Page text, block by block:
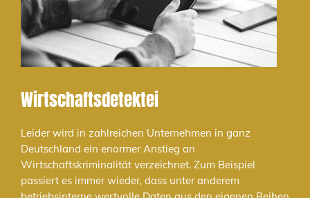
Wirtschaftsdetektei
Leider wird in zahlreichen Unternehmen in ganz
Deutschland ein enormer Anstieg an
Wirtschaftskriminalität verzeichnet. Zum Beispiel
passiert es immer wieder, dass unter anderem